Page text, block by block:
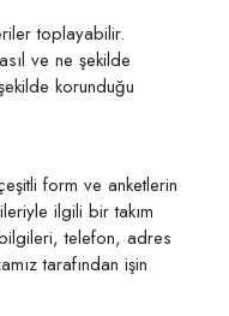
toplayabilir.
ve ne şekilde
korunduğu
form ve anketlerin
ilgili bir takım
telefon, adres
tarafından işin